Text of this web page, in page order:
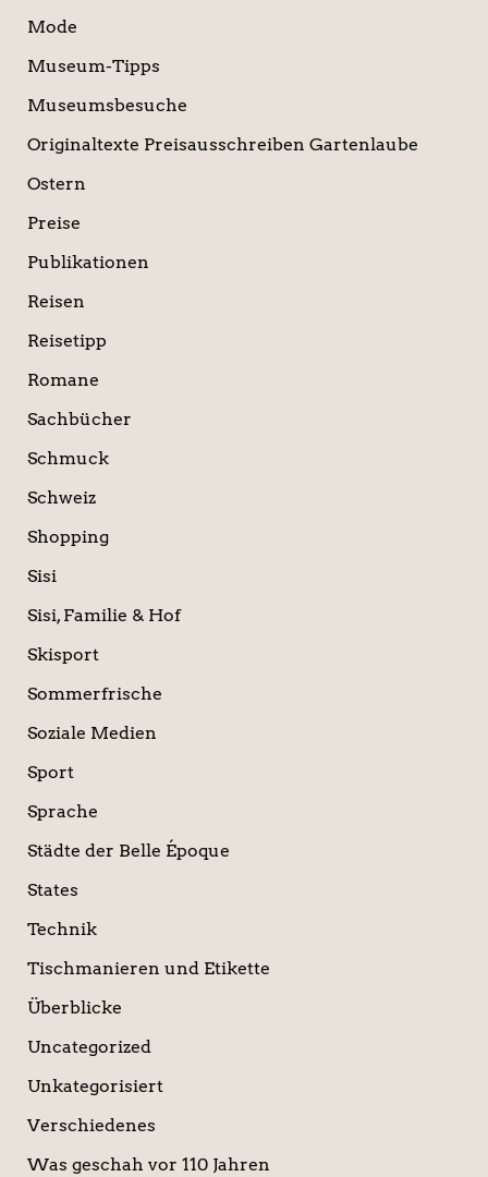
Mode
Museum-Tipps
Museumsbesuche
Originaltexte Preisausschreiben Gartenlaube
Ostern
Preise
Publikationen
Reisen
Reisetipp
Romane
Sachbücher
Schmuck
Schweiz
Shopping
Sisi
Sisi, Familie & Hof
Skisport
Sommerfrische
Soziale Medien
Sport
Sprache
Städte der Belle Époque
States
Technik
Tischmanieren und Etikette
Überblicke
Uncategorized
Unkategorisiert
Verschiedenes
Was geschah vor 110 Jahren